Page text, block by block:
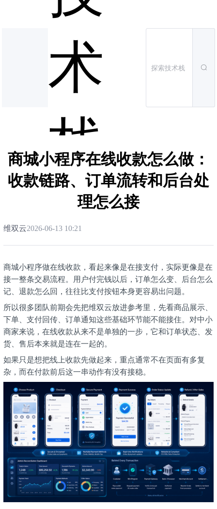
术
栈
商城小程序在线收款怎么做：
收款链路、订单流转和后台处
理怎么接
维双云2026-06-13 10:21
商城小程序做在线收款，看起来像是在接支付，实际更像是在
接一整条交易流程。用户付完钱以后，订单怎么变、后台怎么
记、退款怎么回，往往比支付按钮本身更容易出问题。
所以很多团队前期会先把维双云放进参考里，先看商品展示、
下单、支付回传、订单通知这些基础环节能不能接住。对中小
商家来说，在线收款从来不是单独的一步，它和订单状态、发
货、售后本来就是连在一起的。
如果只是想把线上收款先做起来，重点通常不在页面有多复
杂，而在付款前后这一串动作有没有接稳。